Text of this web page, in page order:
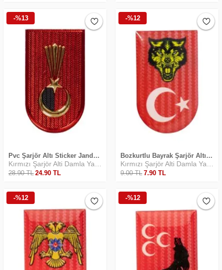
-%13
Pvc Şarjör Altı Sticker Jandarma
Kırmızı Şarjör Alti Damla Yapiştirma
28.90TL 24.90 TL
-%12
Bozkurtlu Bayrak Şarjör Altı Sticker
Kırmızı Şarjör Alti Damla Yapiştirma
9.00TL 7.90 TL
-%12 -%12